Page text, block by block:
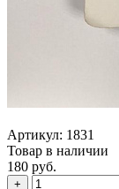
Артикул: 1831
Товар в наличии
180 руб.
+